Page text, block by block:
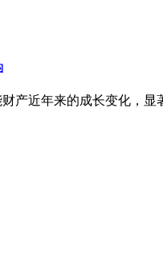
产近年来的成长变化，